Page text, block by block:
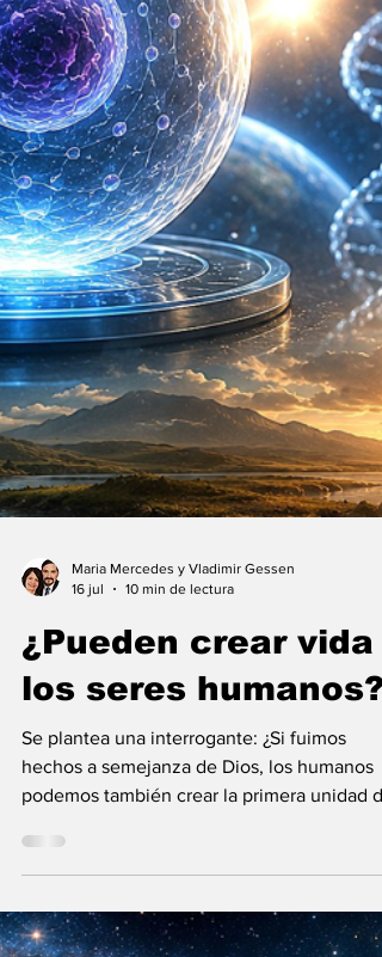
16 jul
10 min de lectura
¿Pueden crear vida
los seres humanos?
Se plantea una interrogante: ¿Si fuimos
la existencia?... “SpudCell”, una célula
sintética desarrollada en laboratorio abre